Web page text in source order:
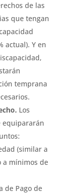
de las
que tengan
actual). Y en
temprana
Los
equipararán
(similar a
a mínimos de
de Pago de